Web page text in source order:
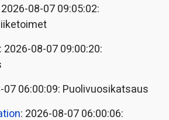
08-07 09:05:02:
: 2026-08-07 09:00:20:
07 06:00:09: Puolivuosikatsaus
: 2026-08-07 06:00:06: